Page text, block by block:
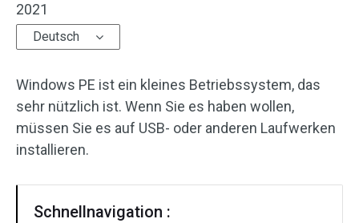
2021
Deutsch
Windows PE ist ein kleines Betriebssystem, das
sehr nützlich ist. Wenn Sie es haben wollen,
müssen Sie es auf USB- oder anderen Laufwerken
installieren.
Schnellnavigation :